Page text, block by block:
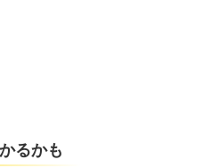
るかも